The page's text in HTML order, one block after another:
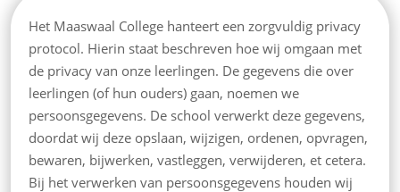
Het Maaswaal College hanteert een zorgvuldig privacy
protocol. Hierin staat beschreven hoe wij omgaan met
de privacy van onze leerlingen. De gegevens die over
leerlingen (of hun ouders) gaan, noemen we
persoonsgegevens. De school verwerkt deze gegevens,
doordat wij deze opslaan, wijzigen, ordenen, opvragen,
bewaren, bijwerken, vastleggen, verwijderen, et cetera.
Bij het verwerken van persoonsgegevens houden wij